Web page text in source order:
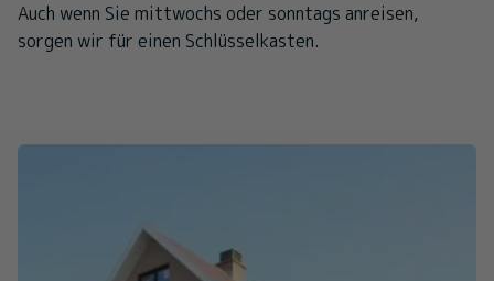
Auch wenn Sie mittwochs oder sonntags anreisen,
sorgen wir für einen Schlüsselkasten.